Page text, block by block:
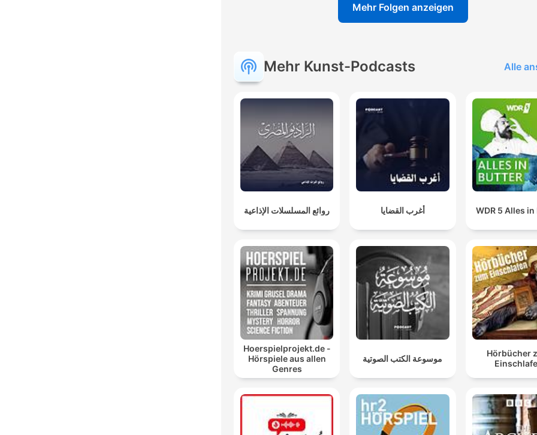
Mehr Folgen anzeigen
Mehr Kunst-Podcasts Alle
روائع المسلسلات الإذاعية أغرب القضايا WDR 5 Alles
Hoerspielprojekt.de -
Hörspiele aus allen
Genres
موسوعة الكتب الصوتية
Hörbücher